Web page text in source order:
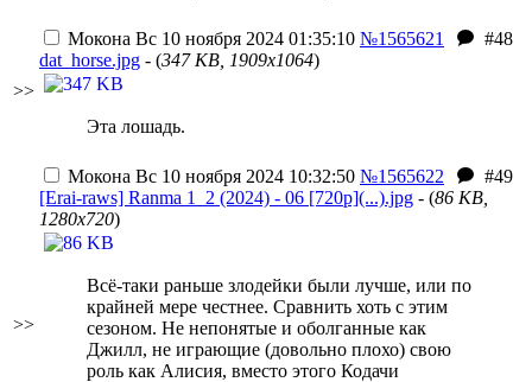
>>
Мокона Вс 10 ноября 2024 01:35:10 №1565621
#48
dat_horse.jpg - (347 KB, 1909x1064)
Эта лошадь.
>>
Мокона Вс 10 ноября 2024 10:32:50 №1565622
#49
[Erai-raws] Ranma 1_2 (2024) - 06 [720p](...).jpg - (86 KB,
1280x720)
Всё-таки раньше злодейки были лучше, или по
крайней мере честнее. Сравнить хоть с этим
сезоном. Не непонятые и оболганные как
Джилл, не играющие (довольно плохо) свою
роль как Алисия, вместо этого Кодачи